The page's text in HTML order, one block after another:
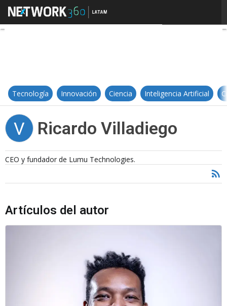
Ricardo Villadiego
Tecnología Innovación Ciencia Inteligencia Artificial
V Ricardo Villadiego
CEO y fundador de Lumu Technologies.
Artículos del autor